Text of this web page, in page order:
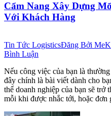
Cẩm Nang Xây Dựng
Với Khách Hàng
Tin Tức LogisticsĐăng Bởi
Bình Luận
Nếu công việc của bạn là
đây chính là bài viết dành cho
thể doanh nghiệp của bạn sẽ trở
mỗi khi được nhắc tới, hoặc